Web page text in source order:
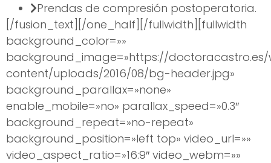
Prendas de compresión postoperatoria.
[/fusion_text][/one_half][/fullwidth][fullwidth
background_color=»»
background_image=»https://
content/uploads/2016/08/bg-header.jpg»
background_parallax=»none»
enable_mobile=»no» parallax_speed=»0.3″
background_repeat=»no-repeat»
background_position=»left top» video_url=»»
video_aspect_ratio=»16:9″ video_webm=»»